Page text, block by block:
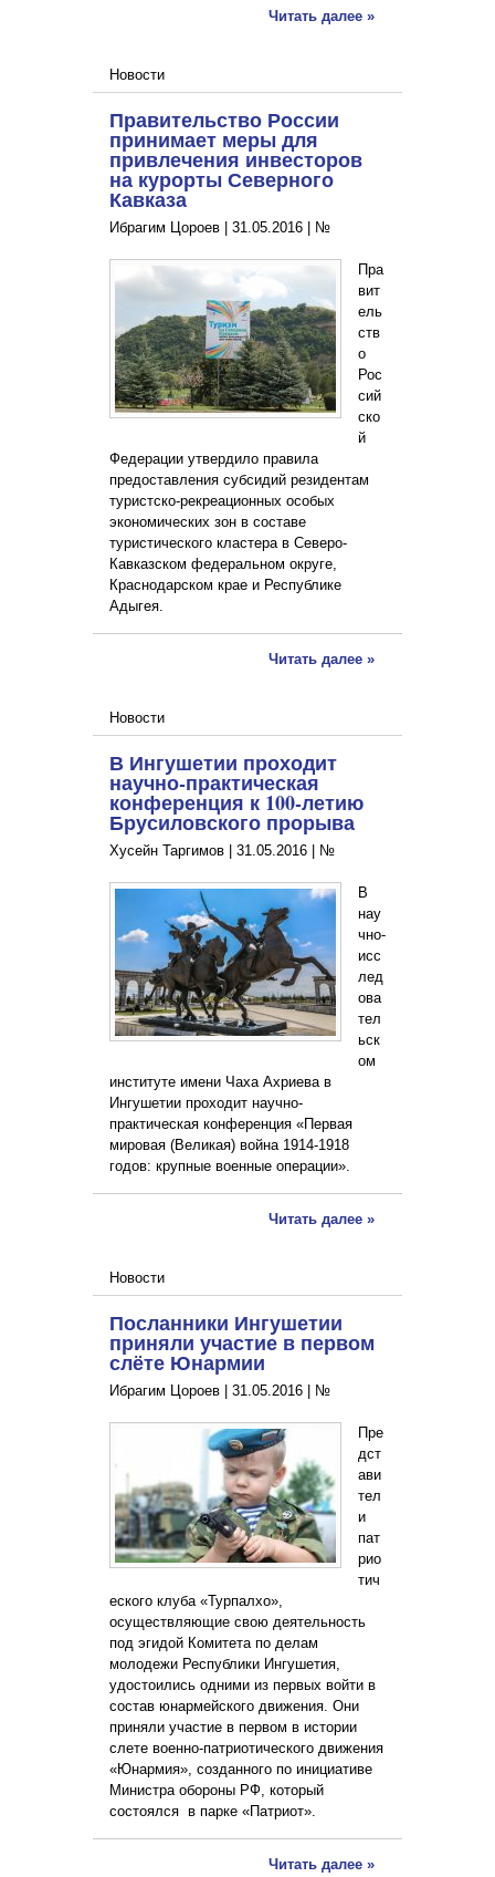
Читать далее »
Новости
Правительство России
принимает меры для
привлечения инвесторов
на курорты Северного
Кавказа
Ибрагим Цороев | 31.05.2016 №
Пра
вит
ель
ств
о
Рос
сий
ско
й
Федерации утвердило правила
предоставления субсидий резидентам
туристско-рекреационных особых
экономических зон в составе
туристического кластера в Северо-
Кавказском федеральном округе,
Краснодарском крае и Республике
Адыгея.
Читать далее »
Новости
В Ингушетии проходит
научно-практическая
конференция к 100-летию
Брусиловского прорыва
Хусейн Таргимов | 31.05.2016 №
В
нау
чно-
исс
лед
ова
тел
ьск
ом
институте имени Чаха Ахриева в
Ингушетии проходит научно-
практическая конференция «Первая
мировая (Великая) война 1914-1918
годов: крупные военные операции».
Читать далее »
Новости
Посланники Ингушетии
приняли участие в первом
слёте Юнармии
Ибрагим Цороев | 31.05.2016 №
Пре
дст
ави
тел
и
пат
рио
тич
еского клуба «Турпалхо»,
осуществляющие свою деятельность
под эгидой Комитета по делам
молодежи Республики Ингушетия,
удостоились одними из первых войти в
состав юнармейского движения. Они
приняли участие в первом в истории
слете военно-патриотического движения
«Юнармия», созданного по инициативе
Министра обороны РФ, который
состоялся в парке «Патриот».
Читать далее »